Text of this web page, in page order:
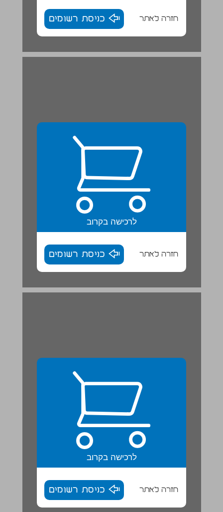
חזרה לאתר כניסת רשומים
לרכישה בקרוב
חזרה לאתר כניסת רשומים
לרכישה בקרוב
חזרה לאתר כניסת רשומים